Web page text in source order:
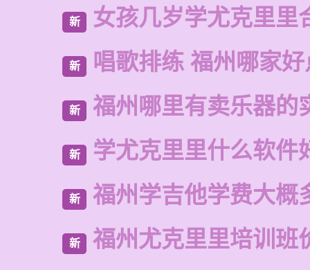
新 女孩几岁学尤克里里
新 唱歌排练 福州哪家
新 福州哪里有卖乐器的
新 学尤克里里什么软件
新 福州学吉他学费大概
新 福州尤克里里培训班